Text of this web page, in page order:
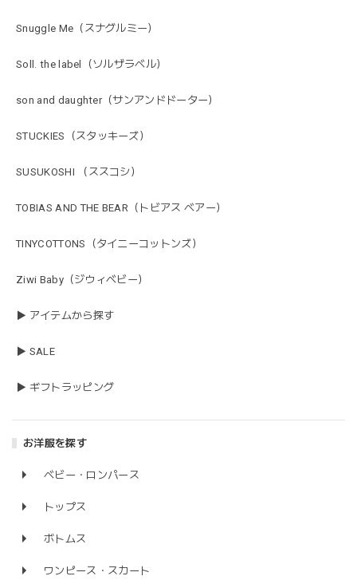
Snuggle Me（スナグルミー）
Soll. the label（ソルザラベル）
son and daughter（サンアンドドーター）
STUCKIES（スタッキーズ）
SUSUKOSHI （ススコシ）
TOBIAS AND THE BEAR（トビアス ベアー）
TINYCOTTONS（タイニーコットンズ）
Ziwi Baby（ジウィベビー）
▶ アイテムから探す
▶ SALE
▶ ギフトラッピング
お洋服を探す
ベビー・ロンパース
トップス
ボトムス
ワンピース・スカート